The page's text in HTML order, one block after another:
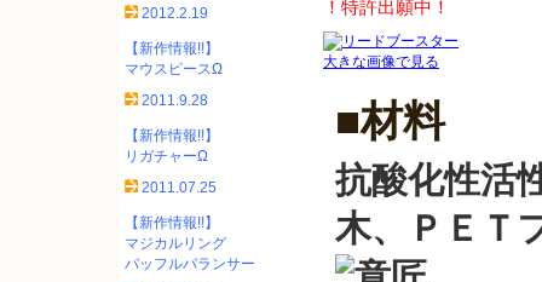
2012.2.19
【新作情報!!】
マウスピースΩ
2011.9.28
【新作情報!!】
リガチャーΩ
2011.07.25
【新作情報!!】
マジカルリング
バッフルバランサー
！特許出願中！
大きな画像で見る
■材料
抗酸化性活
木、ＰＥ